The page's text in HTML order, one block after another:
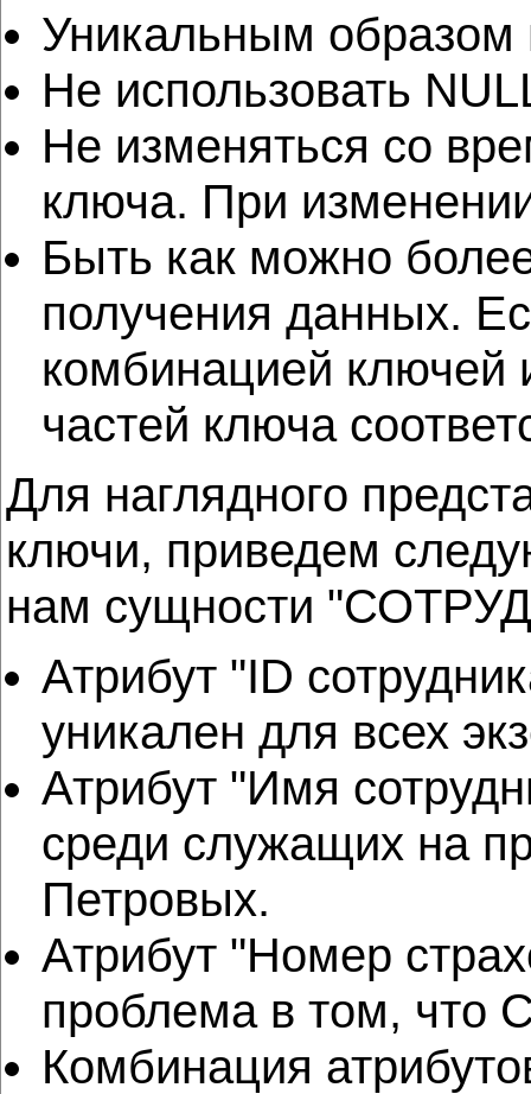
Уникальным образом
Не использовать
Не изменяться со
ключа. При
Быть как можно
получения данных.
комбинацией ключей
частей ключа
Для наглядного
ключи, приведем
нам сущности
Атрибут "ID
уникален для всех
Атрибут "Имя
среди служащих на
Петровых.
Атрибут "Номер
проблема в том, что
Комбинация